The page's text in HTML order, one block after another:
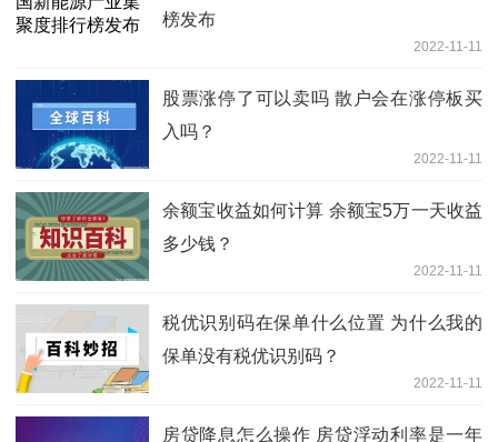
榜发布
2022-11-11
股票涨停了可以卖吗 散户会在涨停板买
入吗？
2022-11-11
余额宝收益如何计算 余额宝5万一天收益
多少钱？
2022-11-11
税优识别码在保单什么位置 为什么我的
保单没有税优识别码？
2022-11-11
房贷降息怎么操作 房贷浮动利率是一年